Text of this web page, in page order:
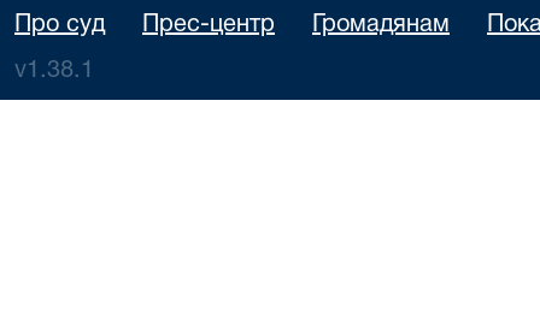
Про суд Прес-центр Громадянам
v1.38.1